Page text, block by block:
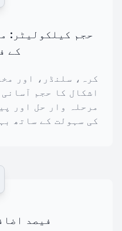
حجم کیلکولیٹر:
کے
اشکال کا حجم
مرحلہ وار حل اور
کی سہولت کے ساتھ
فیصد